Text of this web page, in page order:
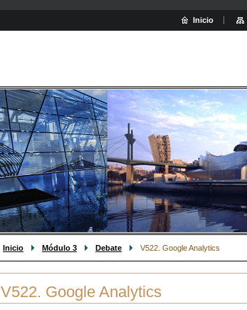
Inicio Módulo 3 Debate V522. Google Analytics
V522. Google Analytics
Inicio